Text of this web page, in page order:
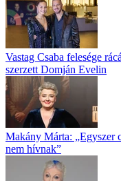
Vastag Csaba felesége
szerzett Domján Evelin
Makány Márta: „Egyszer
nem hívnak”